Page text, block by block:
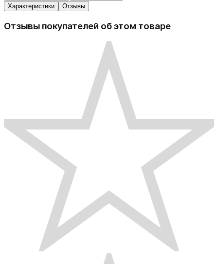
Характеристики
Отзывы
Отзывы покупателей об этом товаре